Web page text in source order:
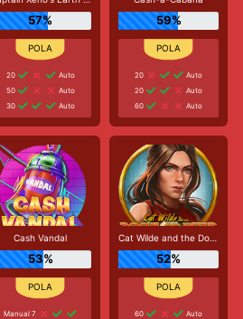
57%
20
Auto
50
Auto
30
Auto
59%
20
Auto
20
Auto
60
Auto
Cash Vandal
53%
Manual 7
Cat Wilde and the Doom of Dead
52%
60
Auto